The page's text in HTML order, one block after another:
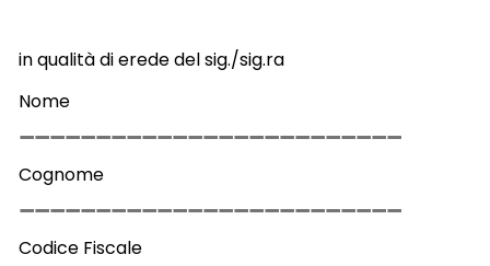
in qualità di erede del sig./sig.ra
Nome
Cognome
Codice Fiscale